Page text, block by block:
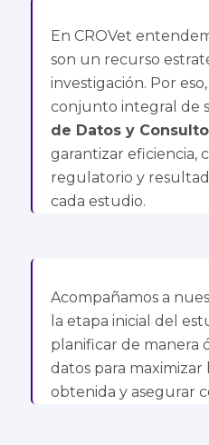
En CROVet
son un recurso
investigación. Por
conjunto integral de
de Datos y
garantizar eficiencia,
regulatorio y
cada estudio.
Acompañamos a
la etapa inicial del
planificar de manera
datos para maximizar
obtenida y asegurar